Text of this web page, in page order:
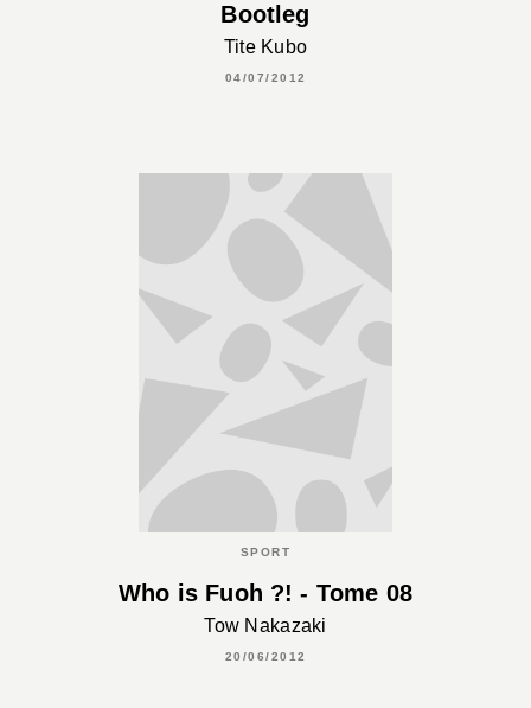
Bootleg
Tite Kubo
04/07/2012
SPORT
Who is Fuoh ?! - Tome 08
Tow Nakazaki
20/06/2012